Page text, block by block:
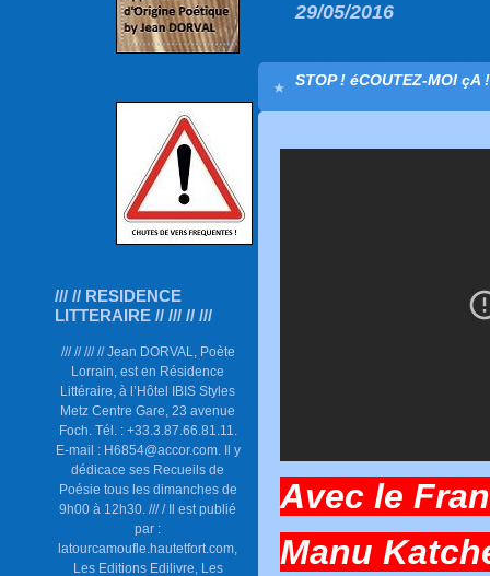
/// // RESIDENCE
LITTERAIRE // /// // ///
/// // /// // Jean DORVAL, Poète
Lorrain, est en Résidence
Littéraire, à l’Hôtel IBIS Styles
Metz Centre Gare, 23 avenue
Foch. Tél. : +33.3.87.66.81.11.
E-mail : H6854@accor.com. Il y
dédicace ses Recueils de
Poésie tous les dimanches de
9h00 à 12h30. /// / Il est publié
par :
latourcamoufle.hautetfort.com,
Les Editions Edilivre, Les
29/05/2016
STOP ! éCOUTEZ-MOI çA
Avec le
Manu